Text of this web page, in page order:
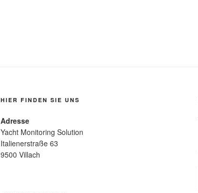
HIER FINDEN SIE UNS
Adresse
Yacht Monitoring Solution
Italienerstraße 63
9500 Villach